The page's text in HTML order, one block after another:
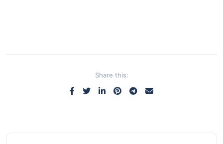
Share this: